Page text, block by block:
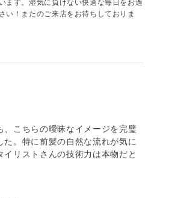
ます。湿気に負けない快適な毎日をお過
い！またのご来店をお待ちしておりま
、こちらの曖昧なイメージを完璧
た。特に前髪の自然な流れが気に
イリストさんの技術力は本物だと